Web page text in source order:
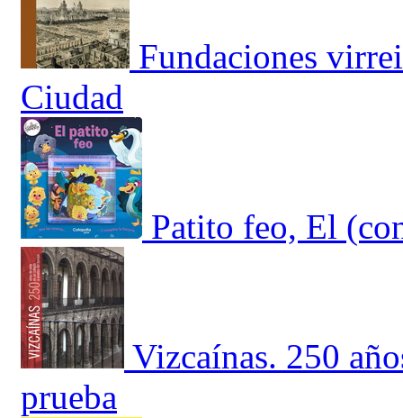
Fundaciones
Ciudad
Patito feo, El
Vizcaínas. 250
prueba